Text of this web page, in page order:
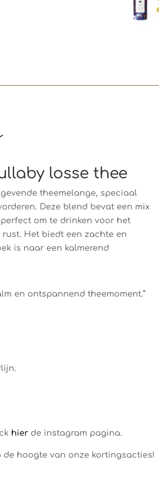
losse thee
theemelange, speciaal
Deze blend bevat een mix
om te drinken voor het
Het biedt een zachte en
is naar een kalmerend
en ontspannend theemoment.”
hier de instagram pagina.
de hoogte van onze kortingsacties!